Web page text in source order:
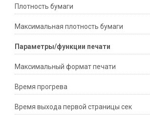
Плотность бумаги
Максимальная плотность бумаги
Параметры/функции печати
Максимальный формат печати
Время прогрева
Время выхода первой страницы сек